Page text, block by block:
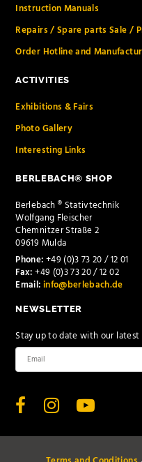
Instruction Manuals
Repairs / Spare parts Sale /
Order Hotline and
ACTIVITIES
Exhibitions & Fairs
Photo Gallery
Interesting Links
BERLEBACH® SHOP
Berlebach ® Stativtechnik
Wolfgang Fleischer
Chemnitzer Straße 2
09619 Mulda
Phone:+49 (0)3 73 20 / 12 01
Fax:+49 (0)3 73 20 / 12 02
Email:info@berlebach.de
NEWSLETTER
Stay up to date with our